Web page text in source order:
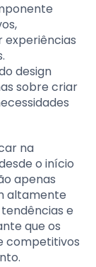
experiências
design
sobre criar
na
o início
apenas
altamente
e
que os
competitivos